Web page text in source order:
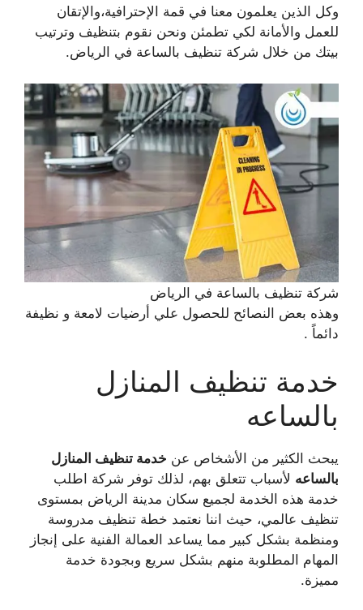
وكل الذين يعلمون معنا في قمة الإحترافية،والإتقان
للعمل والأمانة لكي تطمئن ونحن نقوم بتنظيف وترتيب
بيتك من خلال شركة تنظيف بالساعة في الرياض.
شركة تنظيف بالساعة في الرياض
وهذه بعض النصائح للحصول علي أرضيات لامعة و نظيفة
دائماً .
خدمة تنظيف المنازل
بالساعه
يبحث الكثير من الأشخاص عن خدمة تنظيف المنازل
بالساعه لأسباب تتعلق بهم، لذلك توفر شركة اطلب
خدمة هذه الخدمة لجميع سكان مدينة الرياض بمستوى
تنظيف عالمي، حيث اننا نعتمد خطة تنظيف مدروسة
ومنظمة بشكل كبير مما يساعد العمالة الفنية على إنجاز
المهام المطلوبة منهم بشكل سريع وبجودة خدمة
مميزة.